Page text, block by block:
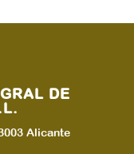
DE
Alicante